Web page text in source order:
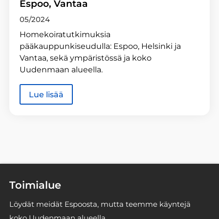
Espoo, Vantaa
05/2024
Homekoiratutkimuksia
pääkauppunkiseudulla: Espoo, Helsinki ja
Vantaa, sekä ympäristössä ja koko
Uudenmaan alueella.
Lue lisää
Toimialue
Löydät meidät Espoosta, mutta teemme käyntejä